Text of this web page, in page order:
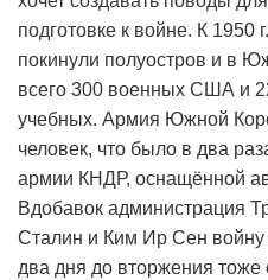
подготовке к войне. К
покинули полуостров и в
всего 300 военных США и
учебных. Армия Южной
человек, что было в два
армии КНДР, оснащённой
Вдобавок администрация
Сталин и Ким Ир Сен
два дня до вторжения тоже